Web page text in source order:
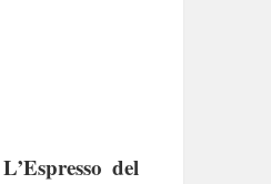
del